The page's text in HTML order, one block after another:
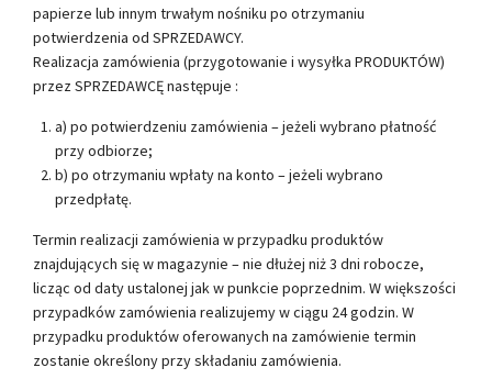
papierze lub innym trwałym nośniku po otrzymaniu
potwierdzenia od SPRZEDAWCY.
Realizacja zamówienia (przygotowanie i wysyłka PRODUKTÓW)
przez SPRZEDAWCĘ następuje :
a) po potwierdzeniu zamówienia – jeżeli wybrano płatność
przy odbiorze;
b) po otrzymaniu wpłaty na konto – jeżeli wybrano
przedpłatę.
Termin realizacji zamówienia w przypadku produktów
znajdujących się w magazynie – nie dłużej niż 3 dni robocze,
licząc od daty ustalonej jak w punkcie poprzednim. W większości
przypadków zamówienia realizujemy w ciągu 24 godzin. W
przypadku produktów oferowanych na zamówienie termin
zostanie określony przy składaniu zamówienia.